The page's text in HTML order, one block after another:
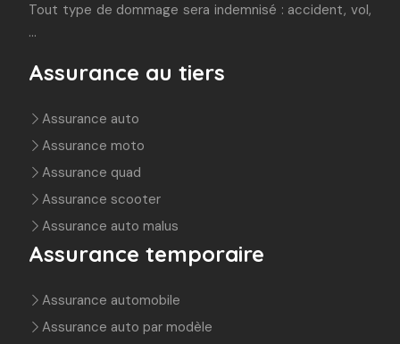
Tout type de dommage sera indemnisé : accident, vol,
…
Assurance au tiers
Assurance auto
Assurance moto
Assurance quad
Assurance scooter
Assurance auto malus
Assurance temporaire
Assurance automobile
Assurance auto par modèle